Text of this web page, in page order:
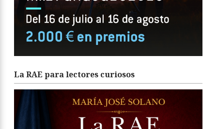
La RAE para lectores curiosos